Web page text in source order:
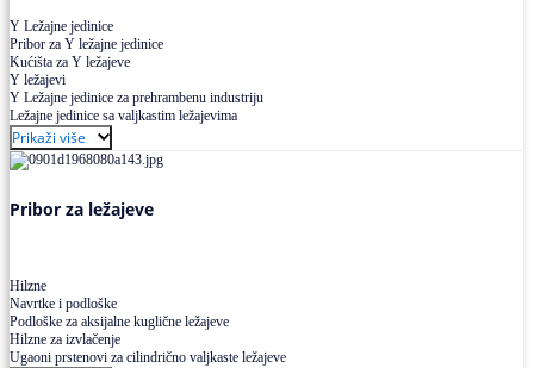
Y Ležajne jedinice
Pribor za Y ležajne jedinice
Kućišta za Y ležajeve
Y ležajevi
Y Ležajne jedinice za prehrambenu industriju
Ležajne jedinice sa valjkastim ležajevima
Prikaži više
Pribor za ležajeve
Hilzne
Navrtke i podloške
Podloške za aksijalne kuglične ležajeve
Hilzne za izvlačenje
Ugaoni prstenovi za cilindrično valjkaste ležajeve